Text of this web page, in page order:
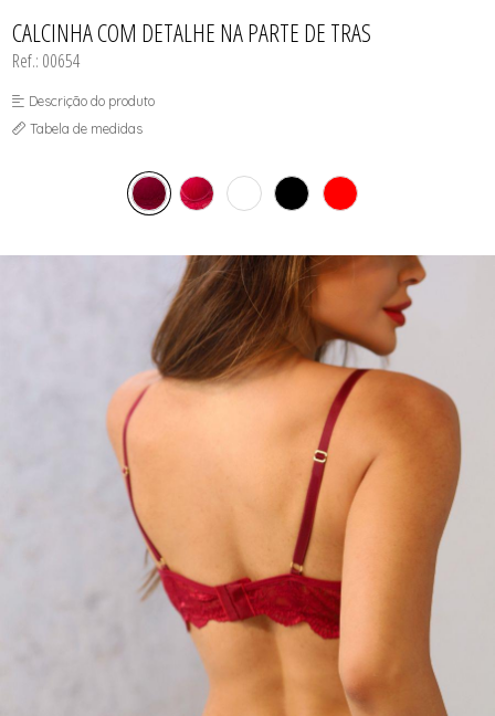
CAMISOLAS E ROBES
CONJUNTOS
SUTIÃS
CALCINHA COM DETALHE NA PARTE DE TRAS
Ref.: 00654
Descrição do produto
Tabela de medidas